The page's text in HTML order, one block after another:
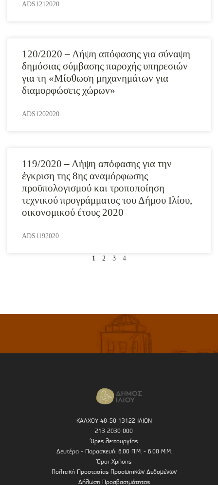
ADS1212020
120/2020 – Λήψη απόφασης για σύναψη
δημόσιας σύμβασης παροχής υπηρεσιών
για τη «Μίσθωση μηχανημάτων για
διαμορφώσεις χώρων»
ADS1202020
119/2020 – Λήψη απόφασης για την
έγκριση της 8ης αναμόρφωσης
προϋπολογισμού και τροποποίηση
τεχνικού προγράμματος του Δήμου Ιλίου,
οικονομικού έτους 2020
ADS1192020
1 2 3 4
ΚΑΛΧΟΥ 48-50 13122 ΙΛΙΟΝ
213 2030 000
Ώρες λειτουργίας
Δευτέρα - Παρασκευή: 8.00 Π.Μ. - 6.00 Μ.Μ.
Όροι Χρήσης
Πολιτική Προστασίας Προσωπικών Δεδομένων
Δήλωση Προσβασιμότητας